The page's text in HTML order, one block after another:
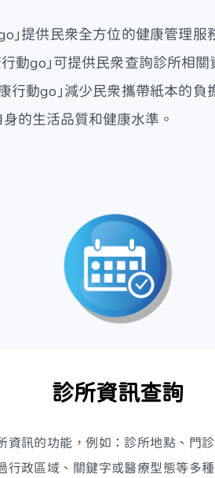
go」提供民眾全方位的健康管理
行動go」可提供民眾查詢診所相
行動go」減少民眾攜帶紙本的
的生活品質和健康水準。
診所資訊查詢
資訊的功能，例如：診所地點、門
行政區域、關鍵字或醫療型態等多